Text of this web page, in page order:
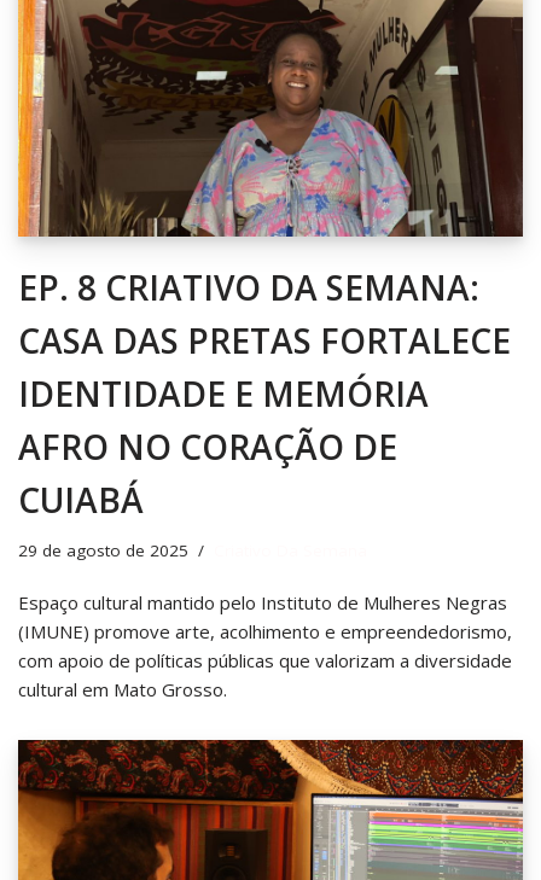
EP. 8 CRIATIVO DA SEMANA:
CASA DAS PRETAS FORTALECE
IDENTIDADE E MEMÓRIA
AFRO NO CORAÇÃO DE
CUIABÁ
29 de agosto de 2025
Espaço cultural mantido pelo Instituto de Mulheres Negras
(IMUNE) promove arte, acolhimento e empreendedorismo,
com apoio de políticas públicas que valorizam a diversidade
cultural em Mato Grosso.